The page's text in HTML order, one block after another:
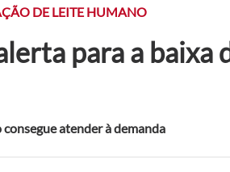
DE LEITE HUMANO
para a baixa
atender à demanda